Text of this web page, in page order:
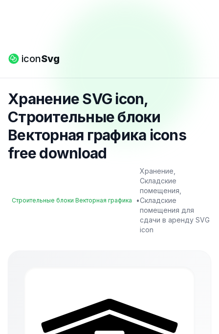
iconSvg
Хранение SVG icon,
Строительные блоки
Векторная графика icons
free download
Строительные блоки Векторная графика •
Хранение,
Складские
помещения,
Складские
помещения для
сдачи в аренду SVG
icon